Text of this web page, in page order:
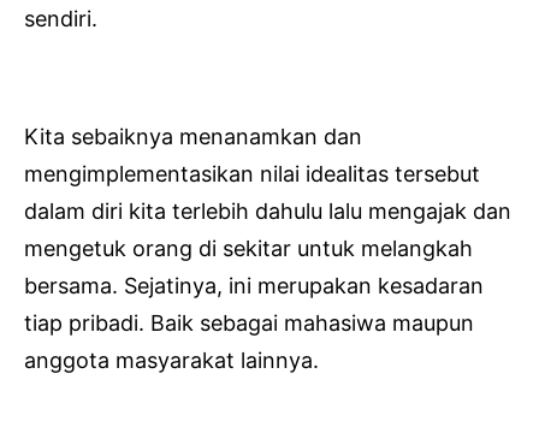
sendiri.
Kita sebaiknya menanamkan dan
mengimplementasikan nilai idealitas tersebut
dalam diri kita terlebih dahulu lalu mengajak dan
mengetuk orang di sekitar untuk melangkah
bersama. Sejatinya, ini merupakan kesadaran
tiap pribadi. Baik sebagai mahasiwa maupun
anggota masyarakat lainnya.